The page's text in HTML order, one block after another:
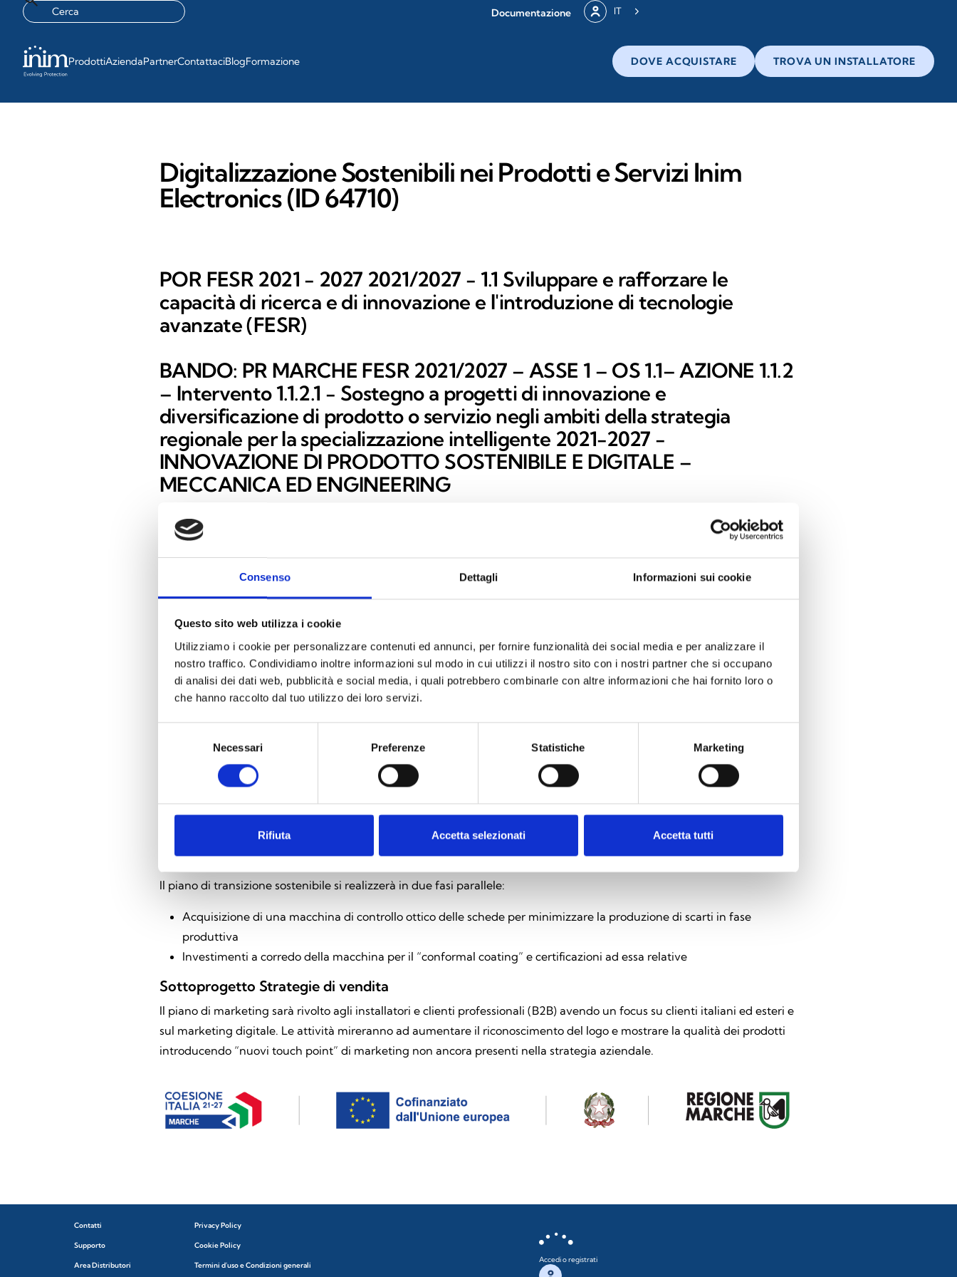
Consenso Dettagli Informazioni sui cookie
Questo sito web utilizza i cookie
Utilizziamo i cookie per personalizzare contenuti ed annunci, per fornire funzionalità dei social media e per analizzare il
nostro traffico. Condividiamo inoltre informazioni sul modo in cui utilizzi il nostro sito con i nostri partner che si occupano
di analisi dei dati web, pubblicità e social media, i quali potrebbero combinarle con altre informazioni che hai fornito loro o
che hanno raccolto dal tuo utilizzo dei loro servizi.
Necessari Preferenze Statistiche Marketing
Rifiuta Accetta selezionati Accetta tutti
Documentazione IT
ProdottiAziendaPartnerContattaciBlogFormazione DOVE ACQUISTARE TROVA UN INSTALLATORE
Digitalizzazione Sostenibili nei Prodotti e Servizi Inim
Electronics (ID 64710)
POR FESR 2021 - 2027 2021/2027 - 1.1 Sviluppare e rafforzare le
capacità di ricerca e di innovazione e l'introduzione di tecnologie
avanzate (FESR)
BANDO: PR MARCHE FESR 2021/2027 – ASSE 1 – OS 1.1– AZIONE 1.1.2
– Intervento 1.1.2.1 - Sostegno a progetti di innovazione e
diversificazione di prodotto o servizio negli ambiti della strategia
regionale per la specializzazione intelligente 2021-2027 -
INNOVAZIONE DI PRODOTTO SOSTENIBILE E DIGITALE –
MECCANICA ED ENGINEERING
Titolo del progetto, costo e contributo
Digitalizzazione Sostenibile nei Prodotti e Servizi INIM Electronics – Sustainable Digitalization in INIM Electronics
Products and Services – CUP B55H24002470007.
Contributo Regione Marche € 200.000,00
Il progetto
Il progetto si propone di trasformare alcuni prodotti e servizi attraverso l’integrazione di soluzioni innovative in tre sotto
progetti: Transizione Digitale, Transizione Sostenibile e Strategia di Vendita.
Sottoprogetto Transizione Digitale
Il piano di Transizione digitale si concentrerà sul sottotema “Prodotti smart e connessi” con l‘obiettivo di sviluppare e
implementare soluzioni che consentano l’interconnessione intelligente dei prodotti INIM con un focus sull’utilizzo di
tecnologie avanzate come l’Internet of Things (IoT), la connettività remota e l’integrazione di sistemi intelligenti. In
questo contesto, il progetto specifico, denominato “InVista”, propone l’ampliamento delle funzionalità degli NVR
(Network Video Recorder) attraverso una integrazione con il cloud, API di Uniview e applicazioni INIM.
Sottoprogetto Transizione Sostenibile
Il piano di transizione sostenibile si realizzerà in due fasi parallele:
Acquisizione di una macchina di controllo ottico delle schede per minimizzare la produzione di scarti in fase
produttiva
Investimenti a corredo della macchina per il “conformal coating” e certificazioni ad essa relative
Sottoprogetto Strategie di vendita
Il piano di marketing sarà rivolto agli installatori e clienti professionali (B2B) avendo un focus su clienti italiani ed esteri e
sul marketing digitale. Le attività mireranno ad aumentare il riconoscimento del logo e mostrare la qualità dei prodotti
introducendo “nuovi touch point” di marketing non ancora presenti nella strategia aziendale.
Contatti
Supporto
Area Distributori
Privacy Policy
Cookie Policy
Termini d'uso e Condizioni generali
Accedi o registrati